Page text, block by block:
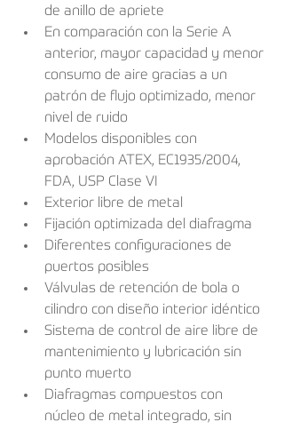
de anillo de apriete
En comparación con la Serie A
anterior, mayor capacidad y menor
consumo de aire gracias a un
patrón de flujo optimizado, menor
nivel de ruido
Modelos disponibles con
aprobación ATEX, EC1935/2004,
FDA, USP Clase VI
Exterior libre de metal
Fijación optimizada del diafragma
Diferentes configuraciones de
puertos posibles
Válvulas de retención de bola o
cilindro con diseño interior idéntico
Sistema de control de aire libre de
mantenimiento y lubricación sin
punto muerto
Diafragmas compuestos con
núcleo de metal integrado, sin